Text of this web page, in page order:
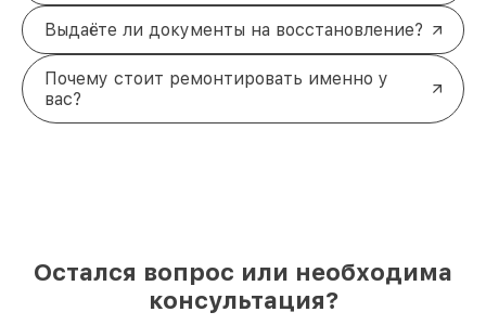
Выдаёте ли документы на восстановление?
Почему стоит ремонтировать именно у
вас?
Остался вопрос или необходима
консультация?